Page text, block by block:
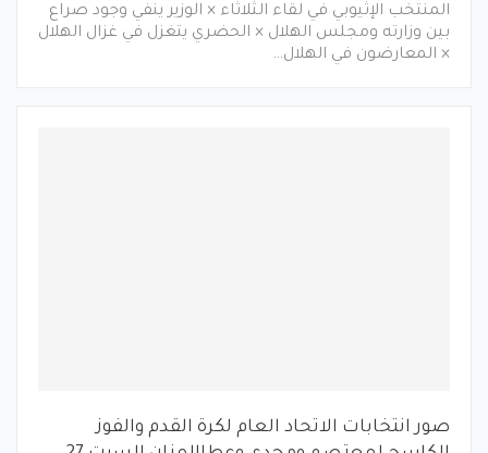
المنتخب الإثيوبي في لقاء الثلاثاء × الوزير ينفي وجود صراع
بين وزارته ومجلس الهلال × الحضري يتغزل في غزال الهلال
× المعارضون في الهلال…
صور انتخابات الاتحاد العام لكرة القدم والفوز